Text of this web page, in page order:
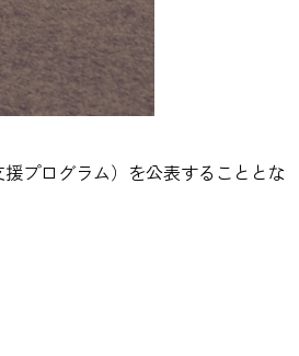
プログラム）を公表することとな